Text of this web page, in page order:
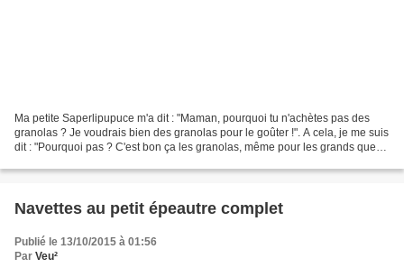
Ma petite Saperlipupuce m'a dit : "Maman, pourquoi tu n'achètes pas des
granolas ? Je voudrais bien des granolas pour le goûter !". A cela, je me suis
dit : "Pourquoi pas ? C'est bon ça les granolas, même pour les grands que
Navettes au petit épeautre complet
Publié le 13/10/2015 à 01:56
Par Veu²